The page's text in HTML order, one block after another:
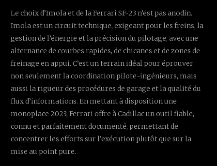
Le choix d’Imola et de la Ferrari SF‑23 n’est pas anodin.
Imola est un circuit technique, exigeant pour les freins, la
gestion de l’énergie et la précision du pilotage, avec une
alternance de courbes rapides, de chicanes et de zones de
freinage en appui. C’est un terrain idéal pour éprouver
non seulement la coordination pilote-ingénieurs, mais
aussi la rigueur des procédures de garage et la qualité du
flux d’informations. En mettant à disposition une
monoplace 2023, Ferrari offre à Cadillac un outil fiable,
connu et parfaitement documenté, permettant de
concentrer les efforts sur l’exécution plutôt que sur la
mise au point pure.